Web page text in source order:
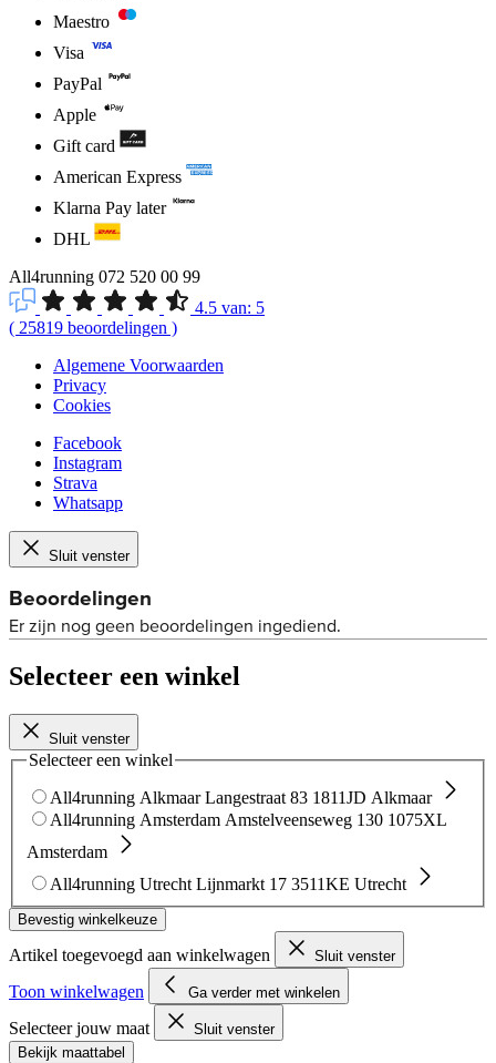
Maestro
Visa
PayPal
Apple
Gift card
American Express
Klarna Pay later
DHL
All4running 072 520 00 99
4.5 van: 5
( 25819 beoordelingen )
Algemene Voorwaarden
Privacy
Cookies
Facebook
Instagram
Strava
Whatsapp
Sluit venster
Selecteer een winkel
Sluit venster
Selecteer een winkel
All4running Alkmaar Langestraat 83 1811JD Alkmaar
All4running Amsterdam Amstelveenseweg 130 1075XL
Amsterdam
All4running Utrecht Lijnmarkt 17 3511KE Utrecht
Bevestig winkelkeuze
Artikel toegevoegd aan winkelwagen Sluit venster
Toon winkelwagen Ga verder met winkelen
Selecteer jouw maat
Sluit venster
Bekijk maattabel